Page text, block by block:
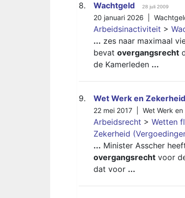
8. Wachtgeld 28 juli 2009
20 januari 2026 |
Arbeidsinactiviteit >
... zes naar maximaal
bevat overgangsrecht
de Kamerleden ...
9. Wet Werk en
22 mei 2017 | Wet Werk
Arbeidsrecht > Wetten
Zekerheid
... Minister Asscher
overgangsrecht voor
dat voor ...